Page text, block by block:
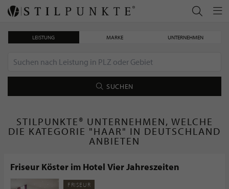
LEISTUNG MARKE UNTERNEHMEN
SUCHEN
STILPUNKTE® UNTERNEHMEN, WELCHE
DIE KATEGORIE "HAAR" IN DEUTSCHLAND
ANBIETEN
Friseur Köster im Hotel Vier Jahreszeiten
FRISEUR